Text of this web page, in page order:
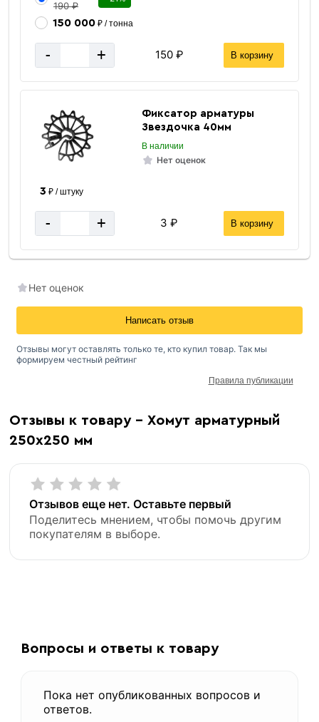
190 ₽
150 000₽ / тонна
- + 150 ₽ В корзину
Фиксатор арматуры
Звездочка 40мм
В наличии
Нет оценок
3 ₽ / штуку
- + 3 ₽ В корзину
Отзывы к товару - Хомут арматурный
250х250 мм
Отзывов еще нет. Оставьте первый
Поделитесь мнением, чтобы помочь другим
покупателям в выборе.
Нет оценок
Написать отзыв
Отзывы могут оставлять только те, кто купил товар. Так мы
формируем честный рейтинг
Правила публикации
Вопросы и ответы к товару
Пока нет опубликованных вопросов и
ответов.